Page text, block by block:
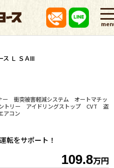
ス Ｌ ＳＡIII
衝突被害軽減システム オートマチッ
トリー アイドリングストップ CVT 盗
アコン
転をサポート！
109.8万円